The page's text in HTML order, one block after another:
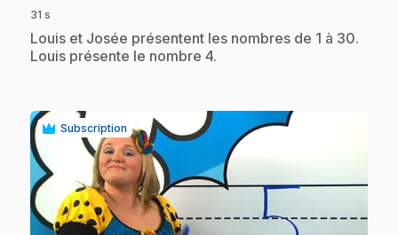
31 s
.Louis et Josée présentent les nombres de 1 à 30.
Louis présente le nombre 4.
Subscription